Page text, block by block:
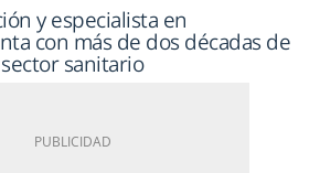
y especialista en
con más de dos décadas de
sanitario